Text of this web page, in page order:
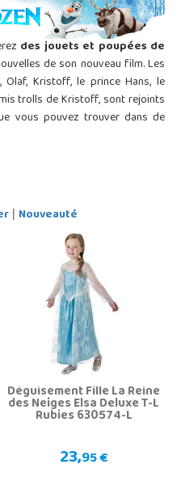
des jouets et poupées de
de son nouveau film. Les
Olaf, Kristoff, le prince Hans, le
trolls de Kristoff, sont rejoints
vous pouvez trouver dans de
| Nouveauté
Déguisement Fille La Reine
des Neiges Elsa Deluxe T-L
Rubies 630574-L
23,95 €